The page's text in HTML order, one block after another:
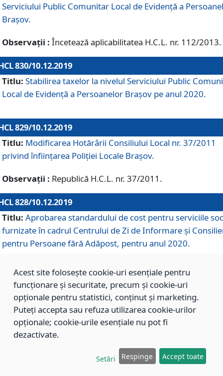
Serviciului Public Comunitar Local de Evidență a
Brașov.
Observații : Încetează aplicabilitatea H.C.L. nr. 112/2013.
830/10.12.2019
Titlu: Stabilirea taxelor la nivelul Serviciului Public
Local de Evidenţă a Persoanelor Braşov pe anul 2020.
829/10.12.2019
Titlu: Modificarea Hotărârii Consiliului Local nr. 37/2011
privind înființarea Poliției Locale Brașov.
Observații : Republică H.C.L. nr. 37/2011.
828/10.12.2019
Titlu: Aprobarea standardului de cost pentru serviciile
furnizate în cadrul Centrului de Zi de Informare și
pentru Persoane fără Adăpost, pentru anul 2020.
827/10.12.2019
Aprobarea standardului de cost pentru serviciile
furnizate în cadrul Centrului Rezidențial pentru Persoane
Adăpost, pentru anul 2020.
Aprobarea standardului de cost pentru serviciile
Acest site folosește cookie-uri esențiale pentru
funcționare și securitate, precum și cookie-uri
opționale pentru statistici, conținut și marketing.
Puteți accepta sau refuza utilizarea cookie-urilor
opționale; cookie-urile esențiale nu pot fi
dezactivate.
Setări Respinge Accept toate